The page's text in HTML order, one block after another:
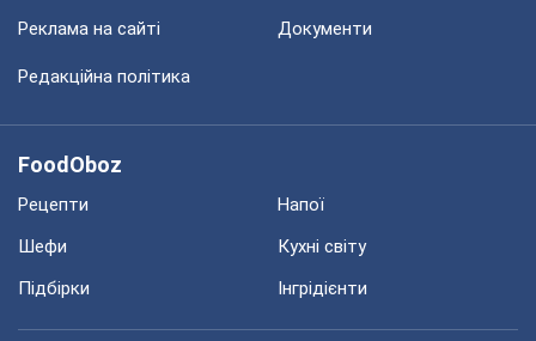
Реклама на сайті Документи
Редакційна політика
FoodOboz
Рецепти
Напої
Шефи
Кухні світу
Підбірки
Інгрідієнти